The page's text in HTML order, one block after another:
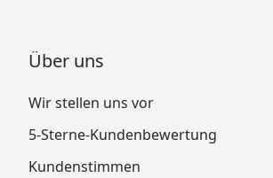
Über uns
Wir stellen uns vor
5-Sterne-Kundenbewertung
Kundenstimmen